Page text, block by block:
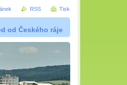
od Českého ráje
RSS Tisk